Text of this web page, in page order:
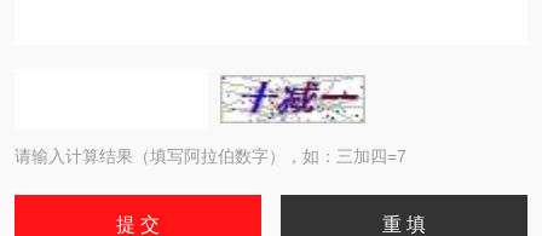
请输入计算结果（填写阿拉伯数字），如：三加四=7